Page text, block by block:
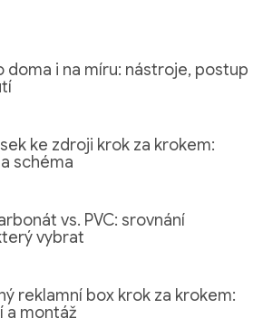
doma i na míru: nástroje, postup
ke zdroji krok za krokem:
schéma
vs. PVC: srovnání
vybrat
reklamní box krok za krokem:
a montáž